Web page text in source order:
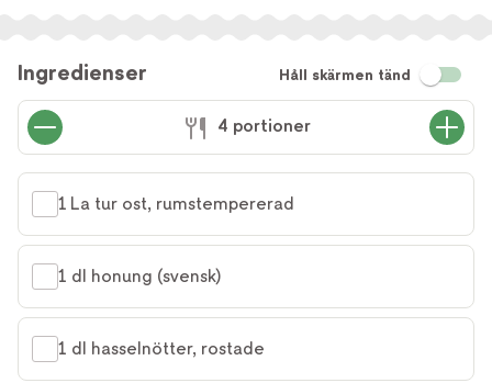
Ingredienser Håll skärmen tänd
4 portioner
1 La tur ost, rumstempererad
1 dl honung (svensk)
1 dl hasselnötter, rostade